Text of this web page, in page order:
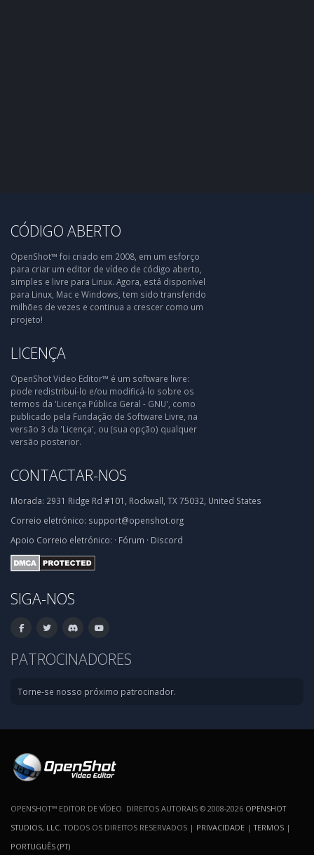
CÓDIGO ABERTO
OpenShot™ foi criado em 2008, em um esforço
para criar um editor de vídeo de código aberto,
simples e livre para Linux. Agora, está disponível
para Linux, Mac e Windows, tem sido transferido
milhões de vezes e continua a crescer como um
projeto!
LICENÇA
OpenShot Video Editor™ é um software livre:
pode redistribuí-lo e/ou modificá-lo sobre os
termos da 'Licença Pública Geral - GNU', como
publicado pela Fundação de Software Livre, na
versão 3 da 'Licença', ou (sua opção) qualquer
versão posterior.
CONTACTAR-NOS
Morada: 2931 Ridge Rd #101, Rockwall, TX 75032, United States
Correio eletrónico: support@openshot.org
Apoio Correio eletrónico: · Fórum · Discord
SIGA-NOS
PATROCINADORES
Torne-se nosso próximo patrocinador.
OPENSHOT™ EDITOR DE VÍDEO. DIREITOS AUTORAIS © 2008-2026 OPENSHOT
STUDIOS, LLC . TODOS OS DIREITOS RESERVADOS | PRIVACIDADE |TERMOS |
PORTUGUÊS (PT)